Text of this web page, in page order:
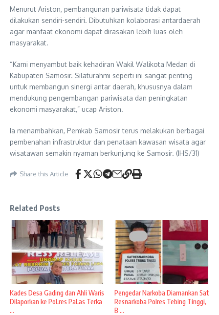
Menurut Ariston, pembangunan pariwisata tidak dapat
dilakukan sendiri-sendiri. Dibutuhkan kolaborasi antardaerah
agar manfaat ekonomi dapat dirasakan lebih luas oleh
masyarakat.
“Kami menyambut baik kehadiran Wakil Walikota Medan di
Kabupaten Samosir. Silaturahmi seperti ini sangat penting
untuk membangun sinergi antar daerah, khususnya dalam
mendukung pengembangan pariwisata dan peningkatan
ekonomi masyarakat,” ucap Ariston.
Ia menambahkan, Pemkab Samosir terus melakukan berbagai
pembenahan infrastruktur dan penataan kawasan wisata agar
wisatawan semakin nyaman berkunjung ke Samosir. (IHS/31)
Share this Article
Related Posts
Kades Desa Gading dan Ahli Waris
Dilaporkan ke PoLres PaLas Terka
...
Pengedar Narkoba Diamankan Sat
Resnarkoba Polres Tebing Tinggi,
B ...